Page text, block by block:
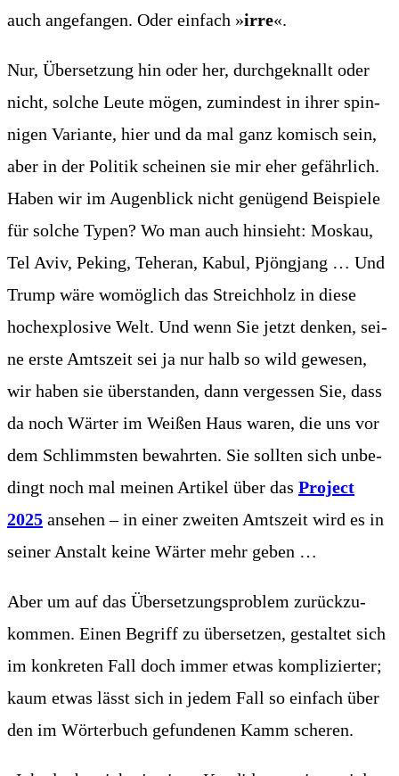
auch ange­fan­gen. Oder ein­fach »irre«.
Nur, Über­set­zung hin oder her, durch­ge­knallt oder
nicht, sol­che Leu­te mögen, zumin­dest in ihrer spin­
ni­gen Vari­an­te, hier und da mal ganz komisch sein,
aber in der Poli­tik schei­nen sie mir eher gefähr­lich.
Haben wir im Augen­blick nicht genü­gend Bei­spie­le
für sol­che Typen? Wo man auch hin­sieht: Mos­kau,
Tel Aviv, Peking, Tehe­ran, Kabul, Pjöng­jang … Und
Trump wäre womög­lich das Streich­holz in die­se
hoch­ex­plo­si­ve Welt. Und wenn Sie jetzt den­ken, sei­
ne ers­te Amts­zeit sei ja nur halb so wild gewe­sen,
wir haben sie über­stan­den, dann ver­ges­sen Sie, dass
da noch Wär­ter im Wei­ßen Haus waren, die uns vor
dem Schlimms­ten bewahr­ten. Sie soll­ten sich unbe­
dingt noch mal mei­nen Arti­kel über das Pro­ject
2025 anse­hen – in einer zwei­ten Amts­zeit wird es in
sei­ner Anstalt kei­ne Wär­ter mehr geben …
Aber um auf das Über­set­zungs­pro­blem zurück­zu­
kom­men. Einen Begriff zu über­set­zen, gestal­tet sich
im kon­kre­ten Fall doch immer etwas kom­pli­zier­ter;
kaum etwas lässt sich in jedem Fall so ein­fach über
den im Wör­ter­buch gefun­de­nen Kamm scheren.